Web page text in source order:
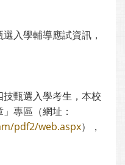
入學輔導應試資訊，
甄選入學考生，本校
專區（網址：
pdf2/web.aspx），